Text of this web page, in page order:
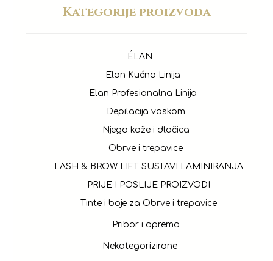
Kategorije proizvoda
ÉLAN
Elan Kućna Linija
Elan Profesionalna Linija
Depilacija voskom
Njega kože i dlačica
Obrve i trepavice
LASH & BROW LIFT SUSTAVI LAMINIRANJA
PRIJE I POSLIJE PROIZVODI
Tinte i boje za Obrve i trepavice
Pribor i oprema
Nekategorizirane